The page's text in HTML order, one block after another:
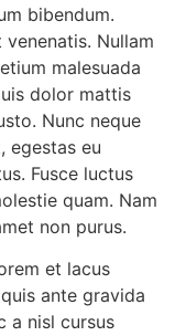
bibendum.
Nullam
malesuada
dolor mattis
Nunc neque
egestas eu
Fusce luctus
quam. Nam
non purus.
et lacus
ante gravida
a nisl cursus